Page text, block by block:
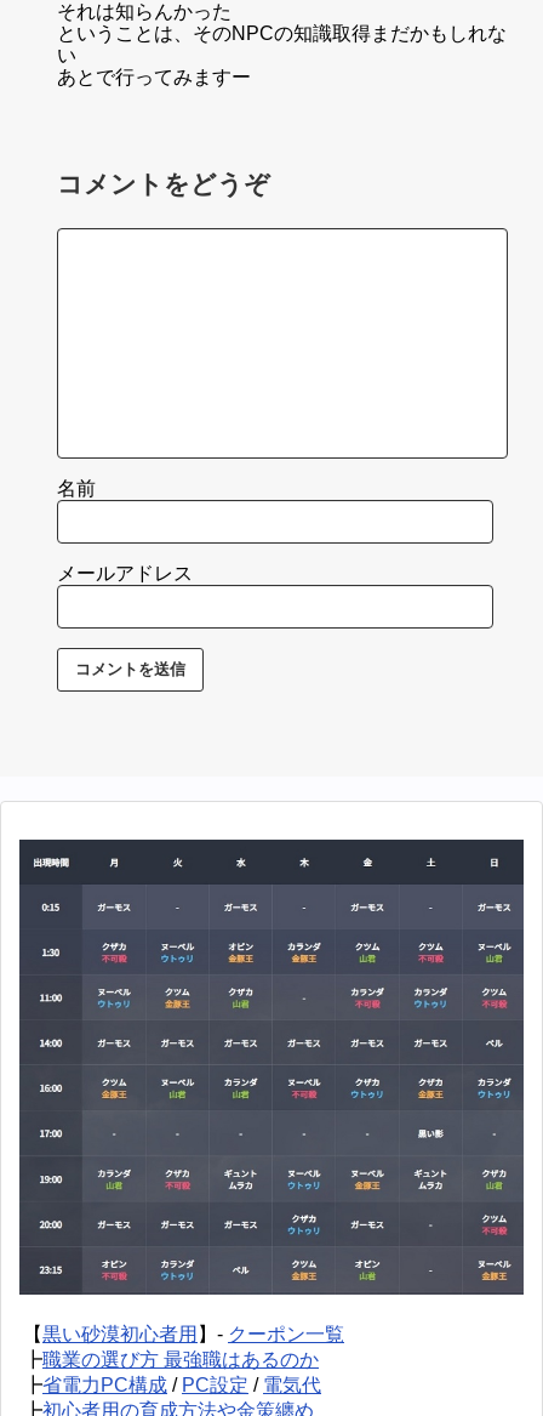
それは知らんかった
ということは、そのNPCの知識取得まだかもしれな
い
あとで行ってみますー
コメントをどうぞ
名前
メールアドレス
【黒い砂漠初心者用 】- クーポン一覧
┣職業の選び方 最強職はあるのか
┣省電力PC構成 / PC設定 / 電気代
┣初心者用の育成方法や金策纏め